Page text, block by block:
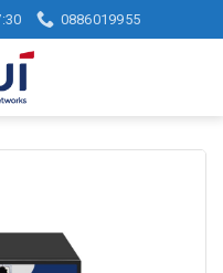
0886019955